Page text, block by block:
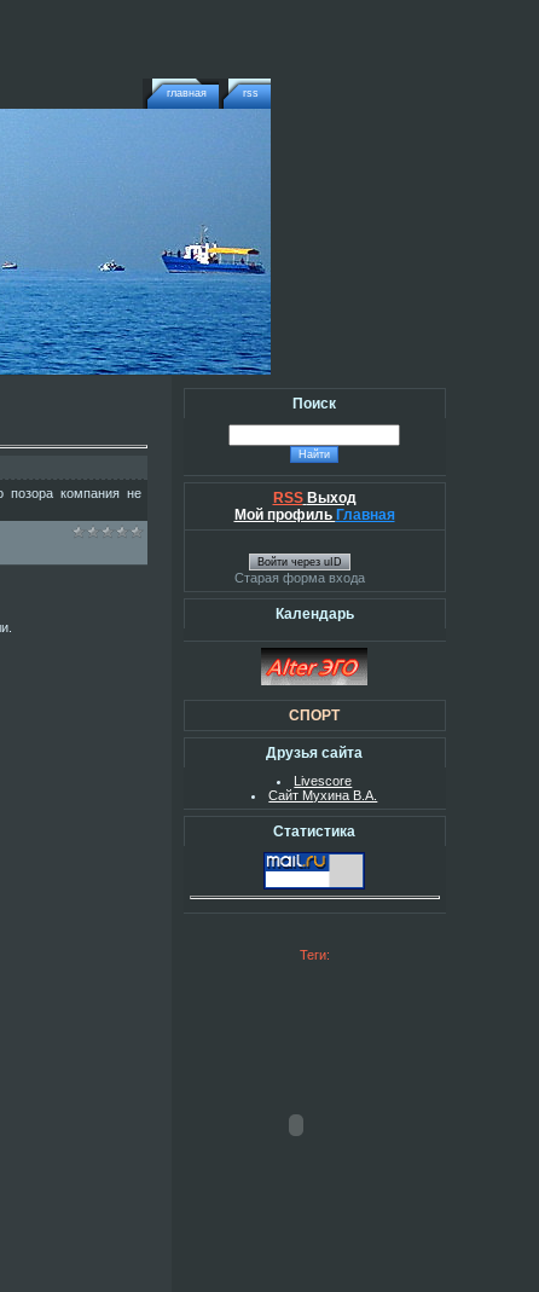
rss
главная
позора компания не
Поиск
RSS Выход
Мой профиль Главная
Войти через uID
Старая форма входа
Календарь
СПОРТ
Друзья сайта
Livescore
Сайт Мухина В.А.
Статистика
Теги: